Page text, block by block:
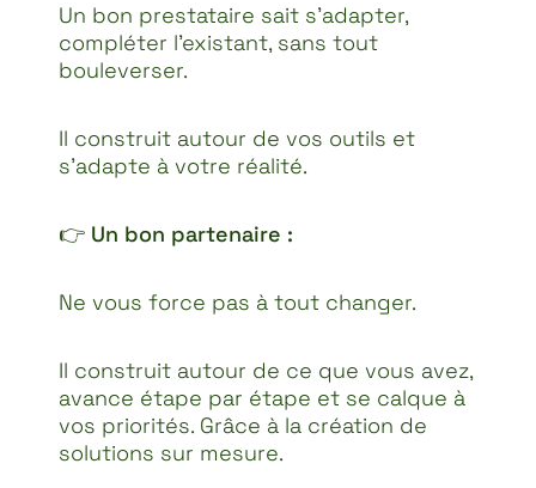
Un bon prestataire sait s’adapter,
compléter l’existant, sans tout
bouleverser.
Il construit autour de vos outils et
s’adapte à votre réalité.
👉 Un bon partenaire :
Ne vous force pas à tout changer.
Il construit autour de ce que vous avez,
avance étape par étape et se calque à
vos priorités. Grâce à la création de
solutions sur mesure.